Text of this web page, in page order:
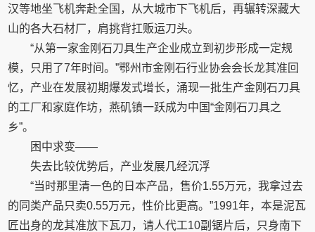
汉等地坐飞机奔赴全国，从大城市下飞机后，再辗转深藏大
山的各大石材厂，肩挑背扛贩运刀头。
“从第一家金刚石刀具生产企业成立到初步形成一定规
模，只用了7年时间。”鄂州市金刚石行业协会会长龙其准回
忆，产业在发展初期爆发式增长，涌现一批生产金刚石刀具
的工厂和家庭作坊，燕矶镇一跃成为中国“金刚石刀具之
乡”。
困中求变——
失去比较优势后，产业发展几经沉浮
“当时那里清一色的日本产品，售价1.55万元，我拿过去
的同类产品只卖0.55万元，性价比更高。”1991年，本是泥瓦
匠出身的龙其准放下瓦刀，请人代工10副锯片后，只身南下